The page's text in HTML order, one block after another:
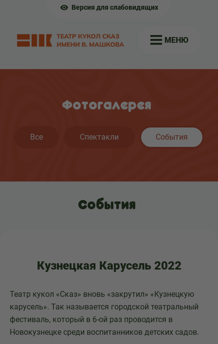
Версия для слабовидящих
МЕНЮ
Фотогалерея
Все Спектакли События
События
Кузнецкая Карусель 2022
Театр кукол «Сказ» вновь «закрутил» «Кузнецкую
карусель». Так называется городской театральный
фестиваль, который в 6-ой раз проводится в
Новокузнецке среди воспитанников детских садов.